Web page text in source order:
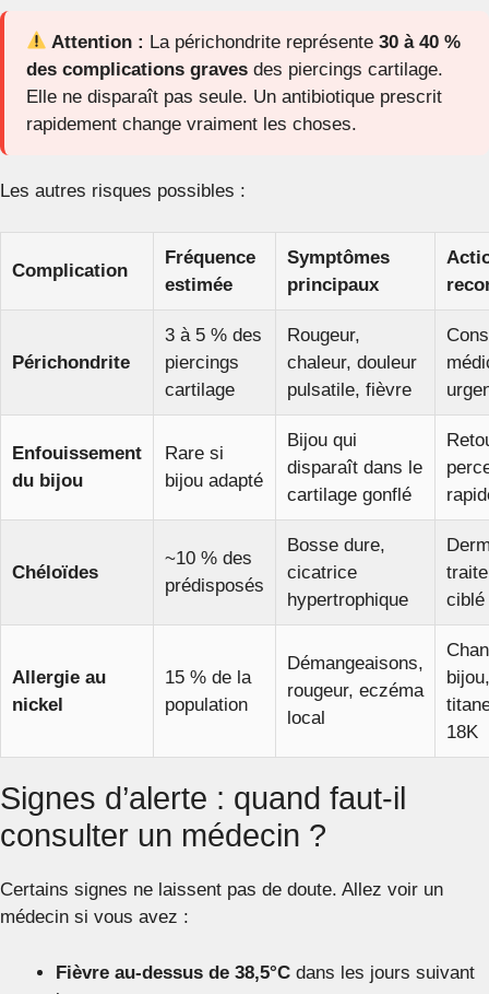
Attention : La périchondrite représente30 à 40 %
des complications graves des piercings cartilage.
Elle ne disparaît pas seule. Un antibiotique prescrit
rapidement change vraiment les choses.
Les autres risques possibles :
Complication
Fréquence
estimée
Symptômes
principaux
Périchondrite
3 à 5 % des
piercings
cartilage
Rougeur,
chaleur, douleur
pulsatile, fièvre
Enfouissement
du bijou
Rare si
bijou adapté
Bijou qui
disparaît dans le
cartilage gonflé
Chéloïdes
~10 % des
prédisposés
Bosse dure,
cicatrice
hypertrophique
ciblé
Allergie au
nickel
15 % de la
population
Démangeaisons,
rougeur, eczéma
local
18K
Signes d’alerte : quand faut-il
consulter un médecin ?
Certains signes ne laissent pas de doute. Allez voir un
médecin si vous avez :
Fièvre au-dessus de 38,5°C dans les jours suivant